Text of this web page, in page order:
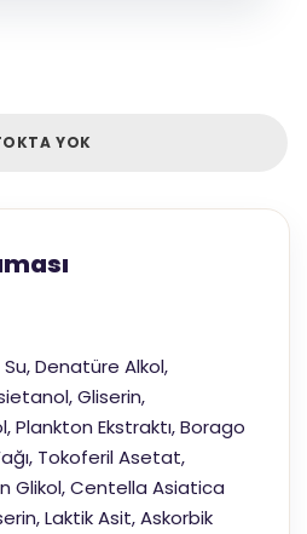
YOK
Denatüre Alkol,
Gliserin,
Plankton Ekstraktı, Borago
Tokoferil Asetat,
Glikol, Centella Asiatica
Laktik Asit, Askorbik